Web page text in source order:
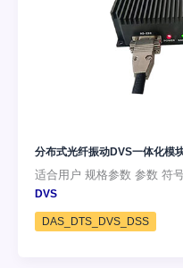
分布式光纤振动DVS一体化模
适合用户 规格参数 参数 符
DVS
DAS_DTS_DVS_DSS